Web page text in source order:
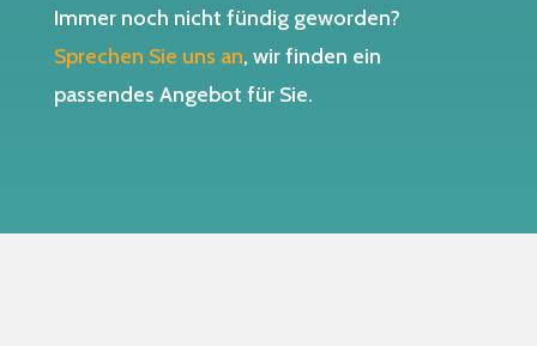
Immer noch nicht fündig geworden?
Sprechen Sie uns an, wir finden ein
passendes Angebot für Sie.